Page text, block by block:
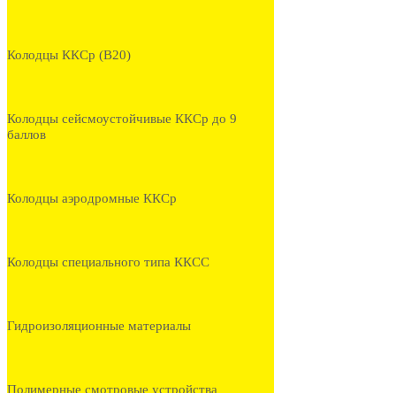
Колодцы ККСр (В20)
Колодцы сейсмоустойчивые ККСр до 9
баллов
Колодцы аэродромные ККСр
Колодцы специального типа ККСС
Гидроизоляционные материалы
Полимерные смотровые устройства